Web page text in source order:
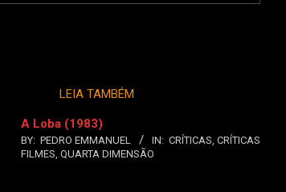
LEIA TAMBÉM
A Loba (1983)
BY: PEDRO EMMANUEL IN: CRÍTICAS, CRÍTICAS
FILMES, QUARTA DIMENSÃO